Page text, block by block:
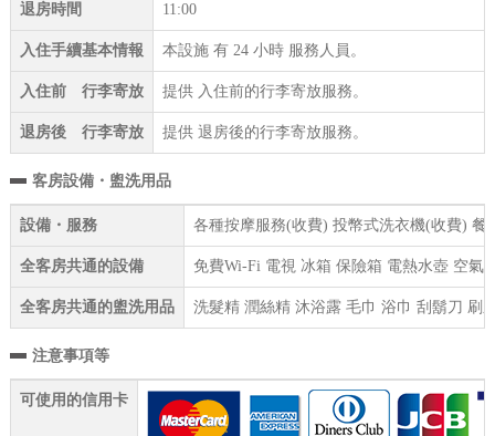
退房時間 11:00
入住手續基本情報 本設施 有 24 小時 服務人員。
入住前 行李寄放 提供 入住前的行李寄放服務。
退房後 行李寄放 提供 退房後的行李寄放服務。
客房設備・盥洗用品
設備・服務 各種按摩服務(收費) 投幣式洗衣機(收費)
全客房共通的設備 免費Wi-Fi 電視 冰箱 保險箱 電熱水壺 空氣
全客房共通的盥洗用品 洗髮精 潤絲精 沐浴露 毛巾 浴巾 刮鬍刀 刷
注意事項等
可使用的信用卡